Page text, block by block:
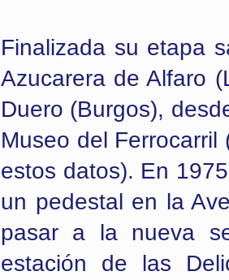
Finalizada su etapa
Azucarera de Alfaro
Duero (Burgos),
Museo del
estos datos). En
un pedestal en la
pasar a la nueva
estación de las